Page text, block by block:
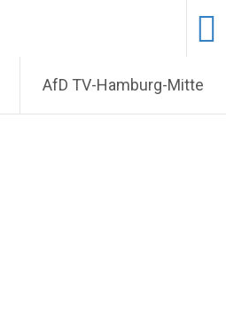
AfD TV-Hamburg-Mitte